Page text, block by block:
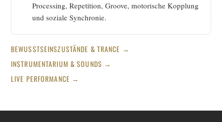
Processing, Repetition, Groove, motorische Kopplung
und soziale Synchronie.
BEWUSSTSEINSZUSTÄNDE & TRANCE →
INSTRUMENTARIUM & SOUNDS →
LIVE PERFORMANCE →